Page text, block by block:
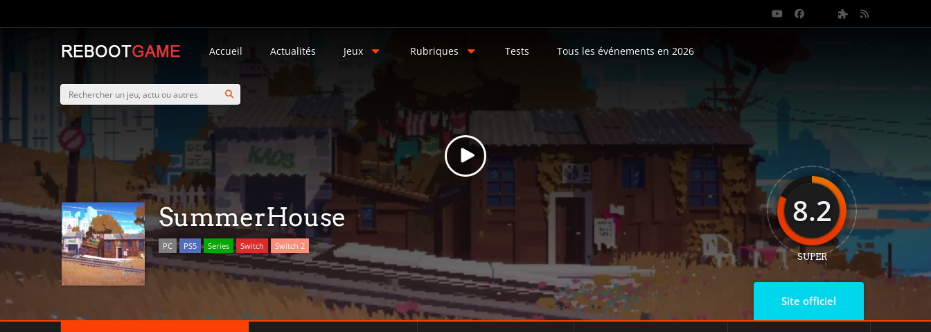
Accueil Actualités Jeux Rubriques Tests Tous les événements en 2026
SummerHouse
PC PS5 Series Switch Switch 2
Site officiel
8.2
SUPER